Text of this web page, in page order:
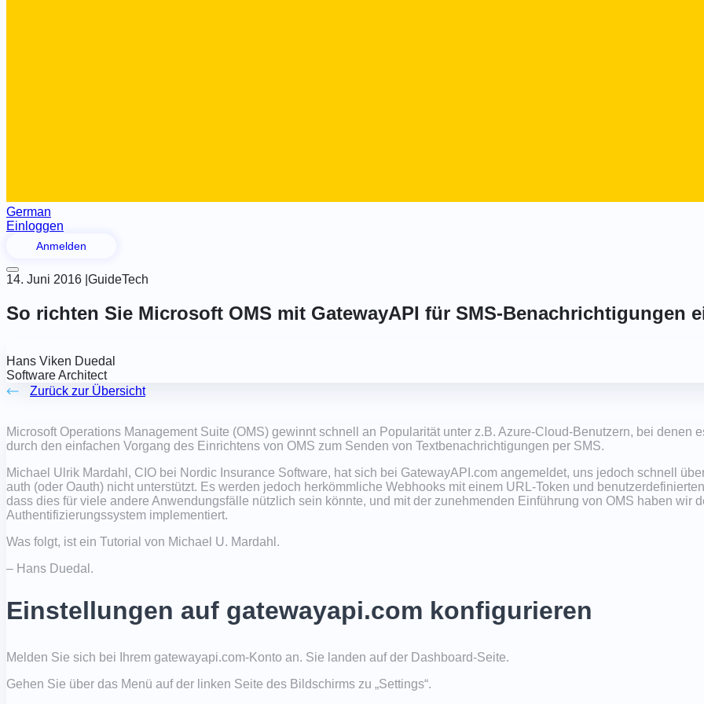
German
Einloggen
Anmelden
14. Juni 2016 GuideTech
So richten Sie Microsoft OMS mit GatewayAPI für SMS-Benachrichtigungen
Hans Viken Duedal
Software Architect
Zurück zur Übersicht
Microsoft Operations Management Suite (OMS) gewinnt schnell an Popularität unter z.B. Azure-Cloud-Benutzern, bei denen
durch den einfachen Vorgang des Einrichtens von OMS zum Senden von Textbenachrichtigungen per SMS.
Michael Ulrik Mardahl, CIO bei Nordic Insurance Software, hat sich bei GatewayAPI.com angemeldet, uns jedoch schnell
auth (oder Oauth) nicht unterstützt. Es werden jedoch herkömmliche Webhooks mit einem URL-Token und
dass dies für viele andere Anwendungsfälle nützlich sein könnte, und mit der zunehmenden Einführung von OMS haben wir
Authentifizierungssystem implementiert.
Was folgt, ist ein Tutorial von Michael U. Mardahl.
– Hans Duedal.
Einstellungen auf gatewayapi.com konfigurieren
Melden Sie sich bei Ihrem gatewayapi.com-Konto an. Sie landen auf der Dashboard-Seite.
Gehen Sie über das Menü auf der linken Seite des Bildschirms zu „Settings“.